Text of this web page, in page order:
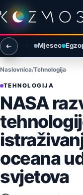
Preskoči na sadržaj
Otvori izbornik
Otvori pretragu
Mjesec
Naslovnica Tehnologija
TEHNOLOGIJA
NASA
oceana
svjetova